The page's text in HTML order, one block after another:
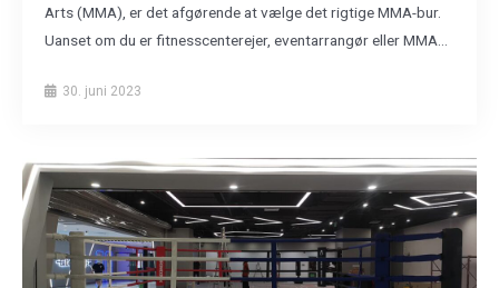
Arts (MMA), er det afgørende at vælge det rigtige MMA-bur.
Uanset om du er fitnesscenterejer, eventarrangør eller MMA...
30. juni 2023